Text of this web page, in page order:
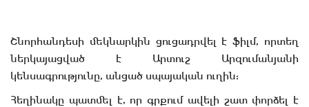
Շնորհանդեսի մեկնարկին ցուցադրվել է ֆիլմ, որտեղ
ներկայացված է Արտուշ Արզումանյանի
կենսագրությունը, անցած սպայական ուղին:
Հեղինակը պատմել է, որ գրքում ավելի շատ փորձել է